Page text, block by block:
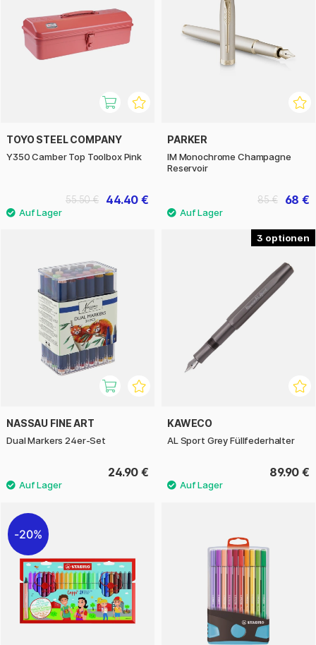
TOYO STEEL COMPANY
Y350 Camber Top Toolbox Pink
44.40 €
55.50 €
PARKER
IM Monochrome Champagne
Reservoir
68 €
85 €
NASSAU FINE ART
Dual Markers 24er-Set
24.90 €
3
KAWECO
AL Sport Grey Füllfederhalter
89.90 €
20%